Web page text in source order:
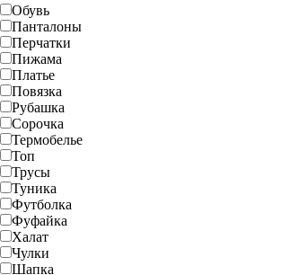
Обувь
Панталоны
Перчатки
Пижама
Платье
Повязка
Рубашка
Сорочка
Термобелье
Топ
Трусы
Туника
Футболка
Фуфайка
Халат
Чулки
Шапка